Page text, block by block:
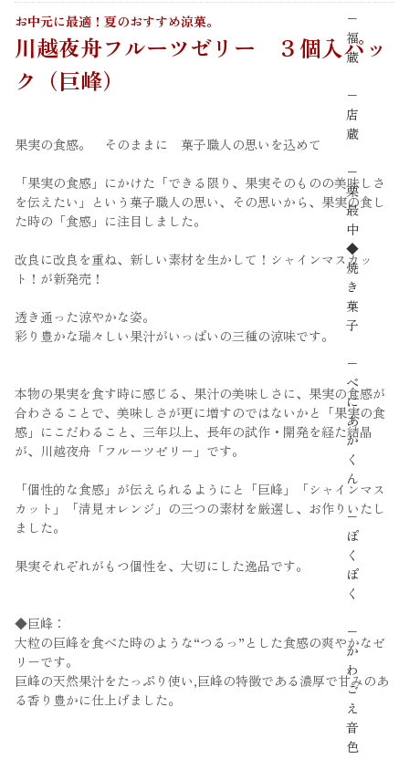
−
福
蔵
−
店
蔵
−
栗
最
中
◆
焼
き
菓
子
−
べ
に
あ
か
く
ん
−
ぽ
く
ぽ
く
−
か
わ
ご
え
音
色
お中元に最適！夏のおすすめ涼菓。
川越夜舟フルーツゼリー ３個入パッ
ク（巨峰）
果実の食感。 そのままに 菓子職人の思いを込めて
「果実の食感」にかけた「できる限り、果実そのものの美味しさ
を伝えたい」という菓子職人の思い、その思いから、果実の食し
た時の「食感」に注目しました。
改良に改良を重ね、新しい素材を生かして！シャインマスカッ
ト！が新発売！
透き通った涼やかな姿。
彩り豊かな瑞々しい果汁がいっぱいの三種の涼味です。
本物の果実を食す時に感じる、果汁の美味しさに、果実の食感が
合わさることで、美味しさが更に増すのではないかと「果実の食
感」にこだわること、三年以上、長年の試作・開発を経た結晶
が、川越夜舟「フルーツゼリー」です。
「個性的な食感」が伝えられるようにと「巨峰」「シャインマス
カット」「清見オレンジ」の三つの素材を厳選し、お作りいたし
ました。
果実それぞれがもつ個性を、大切にした逸品です。
◆巨峰：
大粒の巨峰を食べた時のような“つるっ”とした食感の爽やかなゼ
リーです。
巨峰の天然果汁をたっぷり使い,巨峰の特徴である濃厚で甘みのあ
る香り豊かに仕上げました。